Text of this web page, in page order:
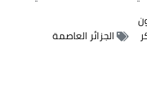
الجزائر العاصمة